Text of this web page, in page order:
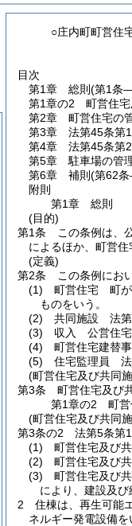
○庄内町町営住
目次
第1章
総則 (第1条
第1章の2
町営住
第2章
町営住宅の
第3章
法第45条第
第4章
法第45条第
第5章
駐車場の管
第6章
補則 (第62
附則
第1章
総則
(目的)
第1条
この条例は、
によるほか、町営
(定義)
第2条
この条例にお
(1)
町営住宅 町が
ものをいう。
(2)
共同施設 法第
(3)
収入 公営住
(4)
町営住宅建替
(5)
住宅監理員 法
(町営住宅及び共同
第3条
町営住宅及び
第1章の2
町
(町営住宅及び共同
第3条の2
法第5条第
(1)
町営住宅及び
(2)
町営住宅及び
(3)
町営住宅及び
により、建設及び
2
住棟は、再生可能
ネルギー発電設備を